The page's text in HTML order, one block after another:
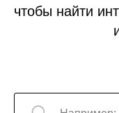
чтобы найти